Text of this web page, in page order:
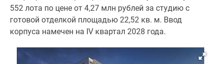
класса
Дома
коттеджи
Коттеджные
552 лота по цене от 4,27 млн рублей за студию с
готовой отделкой площадью 22,52 кв. м. Ввод
корпуса намечен на IV квартал 2028 года.